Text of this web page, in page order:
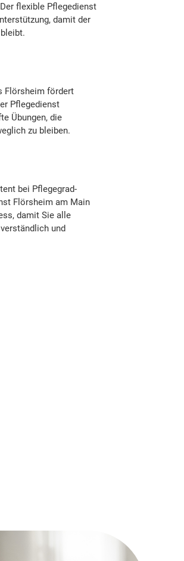
flexible Pflegedienst
damit der
Flörsheim fördert
Pflegedienst
Übungen, die
zu bleiben.
bei Pflegegrad­
Flörsheim am Main
damit Sie alle
und